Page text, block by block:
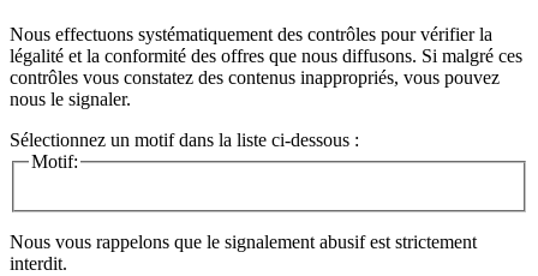
Nous effectuons systématiquement des contrôles pour vérifier la
légalité et la conformité des offres que nous diffusons. Si malgré ces
contrôles vous constatez des contenus inappropriés, vous pouvez
nous le signaler.
Sélectionnez un motif dans la liste ci-dessous :
Motif:
Nous vous rappelons que le signalement abusif est strictement
interdit.